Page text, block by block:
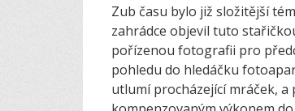
Zub času bylo již složitější
zahrádce objevil tuto
pořízenou fotografii pro
pohledu do hledáčku
utlumí procházející mráček,